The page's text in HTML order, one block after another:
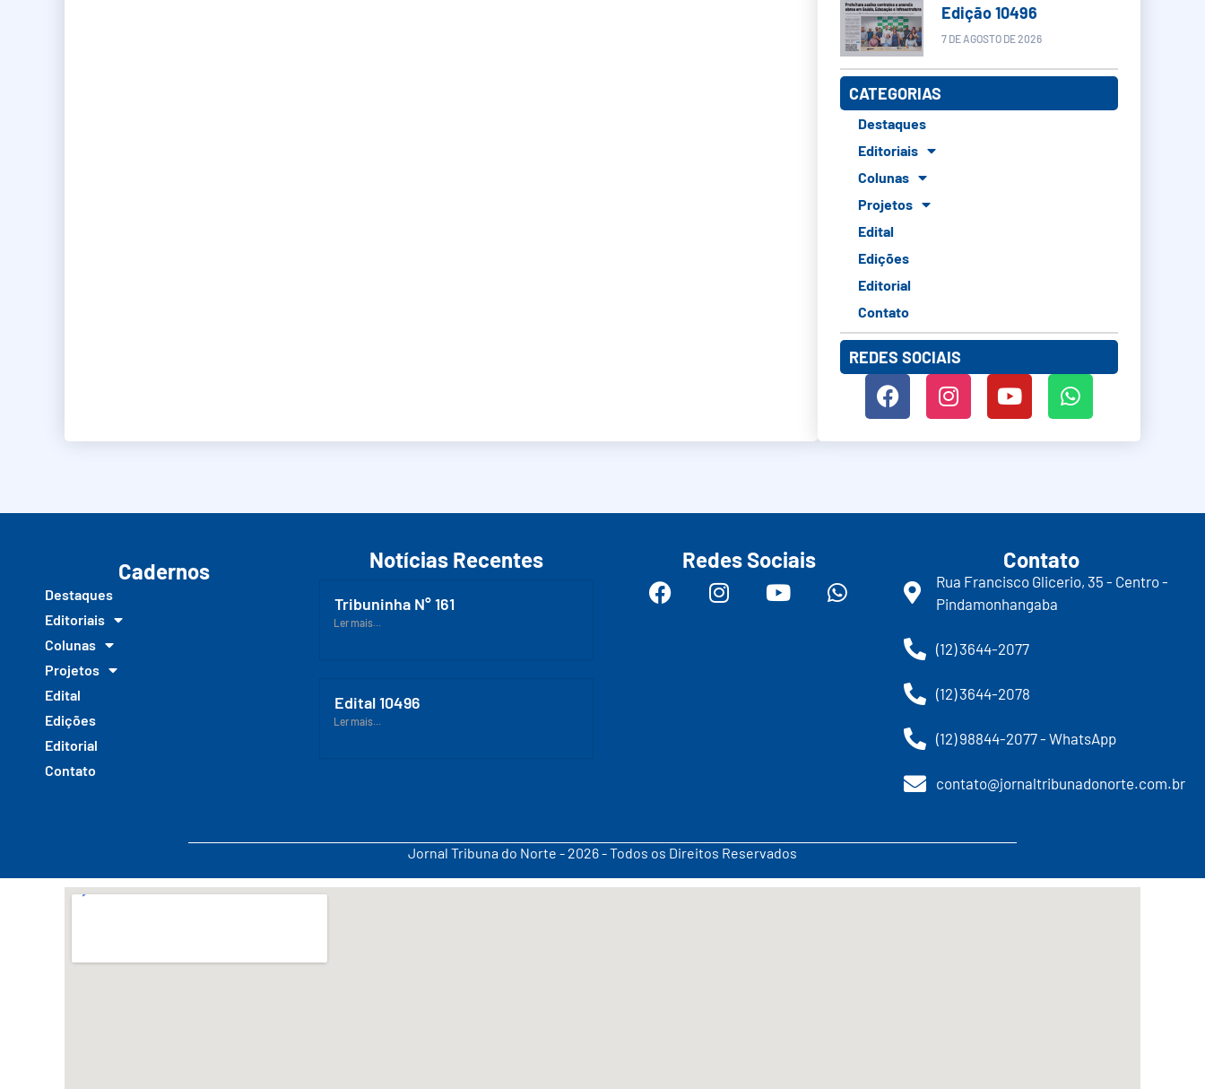
Edição 10496
7 DE AGOSTO DE 2026
CATEGORIAS
Destaques
Editoriais
Colunas
Projetos
Edital
Edições
Editorial
Contato
REDES SOCIAIS
Cadernos
Destaques
Editoriais
Colunas
Projetos
Edital
Edições
Editorial
Contato
Notícias Recentes
Tribuninha N° 161
Ler mais...
Edital 10496
Ler mais...
Redes Sociais Contato
Rua Francisco Glicerio, 35 - Centro -
Pindamonhangaba
(12) 3644-2077
(12) 3644-2078
(12) 98844-2077 - WhatsApp
contato@jornaltribunadonorte.com.br
Jornal Tribuna do Norte - 2026 - Todos os Direitos Reservados